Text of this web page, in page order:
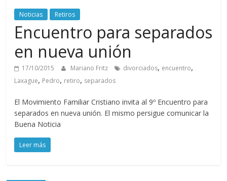
Noticias Retiros
Encuentro para separados
en nueva unión
17/10/2015 Mariano Fritz divorciados, encuentro,
Laxague, Pedro, retiro, separados
El Movimiento Familiar Cristiano invita al 9º Encuentro para
separados en nueva unión. El mismo persigue comunicar la
Buena Noticia
Leer más